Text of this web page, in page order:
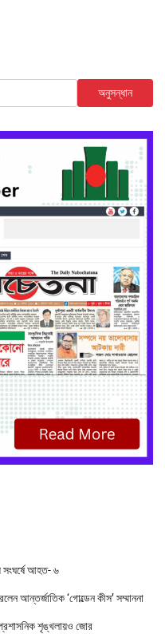
অনুসন্ধান
সংঘর্ষে আহত- ৬
আন্তর্জাতিক ‘গোল্ডেন কীস’ সম্মাননা
শৃঙ্খলায়ও জোর